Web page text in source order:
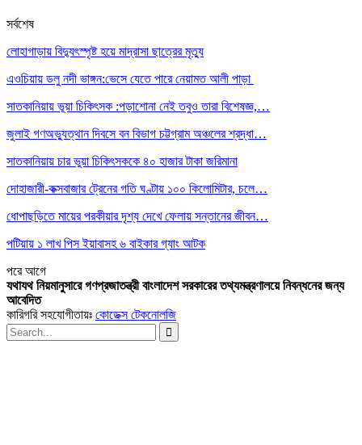
সর্বশেষ
লোহাগাড়ায় বিদ্যুৎস্পৃষ্ট হয়ে মাদ্রাসা ছাত্রের মৃত্যু
এওচিয়ায় ডলু নদী ভাঙ্গন:ভেসে যেতে পারে নেয়ামত আলী পাড়া
সাতকানিয়ায় ভূয়া চিকিৎসক :পড়াশোনা নেই তবুও তারা বিশেষজ্ঞ,…
জুলাই গণঅভ্যুত্থান দিবসে বন বিভাগ চট্টগ্রাম অঞ্চলের শ্রদ্ধা…
সাতকানিয়ায় চার ভুয়া চিকিৎসককে ৪০ হাজার টাকা জরিমানা
দোহাজারী-কক্সবাজার ট্রেনের গতি ঘণ্টায় ১০০ কিলোমিটার, চলে…
ধোপাছড়িতে মায়ের পরকীয়ার দৃশ্য দেখে ফেলায় সন্তানের জীবন…
পটিয়ায় ১ লাখ পিস ইয়াবাসহ ৬ বাইকার গ্যাং আটক
পরেআগে
যথাযথ নিয়মানুসারে গণপ্রজাতন্ত্রী বাংলাদেশ সরকারের তথ্যমন্ত্রণালয়ে নিবন্ধনের জন্য
আবেদিত
কারিগরি সহযোগীতায়ঃ কোডেক্স টেকনোলজি